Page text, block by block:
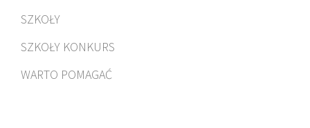
SZKOŁY
SZKOŁY KONKURS
WARTO POMAGAĆ